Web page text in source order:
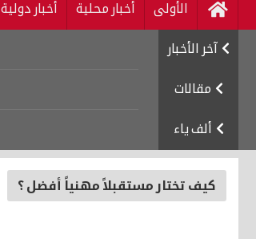
الأولى أخبار محلية أخبار دولية
آخر الأخبار
مقالات
ألف ياء
كيف تختار مستقبلاً مهنياً أفضل ؟